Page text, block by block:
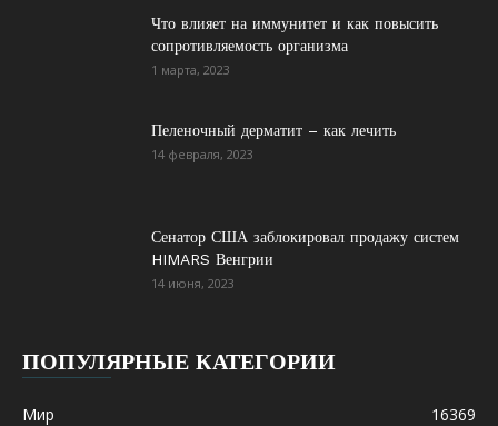
Что влияет на иммунитет и как повысить
сопротивляемость организма
1 марта, 2023
Пеленочный дерматит – как лечить
14 февраля, 2023
Сенатор США заблокировал продажу систем
HIMARS Венгрии
14 июня, 2023
ПОПУЛЯРНЫЕ КАТЕГОРИИ
Мир
16369